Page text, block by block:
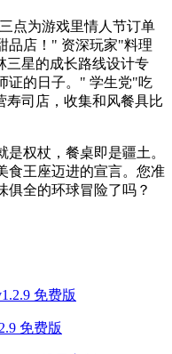
点为游戏里情人节订单
品店！" 资深玩家"料理
三星的成长路线设计专
证的日子。" 学生党"吃
司店，收集和风餐具比
权杖，餐桌即是疆土。
食王座迈进的宣言。您准
俱全的环球冒险了吗？
免费版